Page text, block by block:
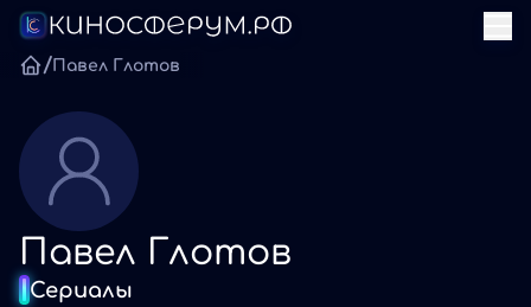
/Павел Глотов
Павел Глотов
Сериалы